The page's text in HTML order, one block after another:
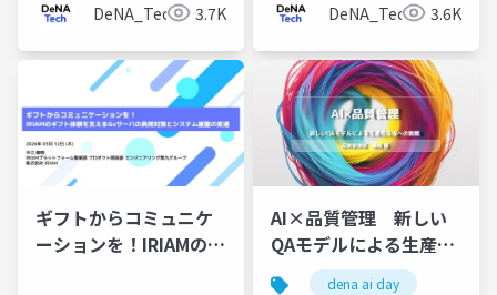
DeNA_Tech 3.7K DeNA_Tech 3.6K
ギフトからコミュニケ
ーションを！IRIAMのギ
AI×品質管理 新しい
QAモデルによる生産性
倍増への挑戦
dena ai day